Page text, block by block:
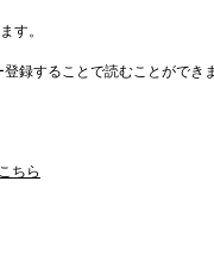
す。
録することで読むことができ
こちら